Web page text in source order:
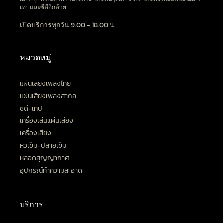
เทปและซีดีอีกด้วย
เปิดบริการทุกวัน 9.00 - 18.00 น.
หมวดหมู่
แผ่นเสียงเพลงไทย
แผ่นเสียงเพลงสากล
ซีดี-เทป
เครื่องเล่นแผ่นเสียง
เครื่องเสียง
หัวเข็ม-ปลายเข็ม
หลอดสุญญากาศ
อุปกรณ์ทำความสะอาด
บริการ